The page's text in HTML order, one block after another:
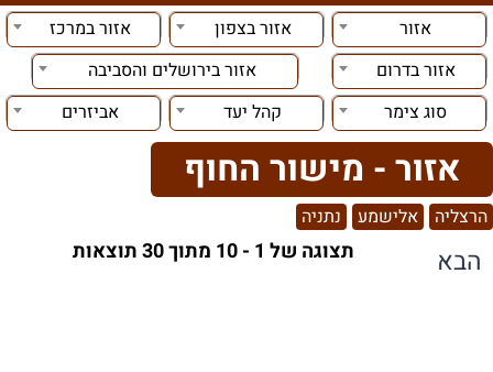
אזור
אזור בצפון
אזור במרכז
אזור בדרום
אזור בירושלים והסביבה
סוג צימר
קהל יעד אביזרים
אזור - מישור החוף
הרצליה אלישמע נתניה
תצוגה של 1 - 10 מתוך 30 תוצאות הבא